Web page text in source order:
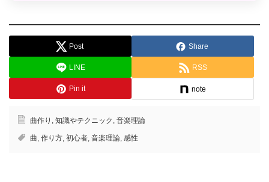
Post Share
LINE RSS
Pin it note
曲作り , 知識やテクニック , 音楽理論
曲, 作り方, 初心者, 音楽理論, 感性